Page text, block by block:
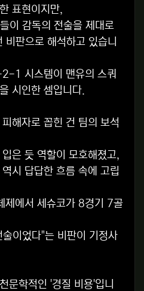
표현이지만,
이 감독의 전술을 제대로
판으로 해석하고 있습니
1 시스템이 맨유의 스쿼
시인한 셈입니다.
해자로 꼽힌 건 팀의 보석
은 듯 역할이 모호해졌고,
시 답답한 흐름 속에 고립
제에서 세슈코가 8경기 7골
이었다"는 비판이 기정사
문학적인 '경질 비용'입니